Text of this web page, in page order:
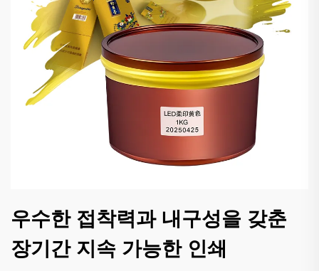
우수한 접착력과 내구성을 갖춘
장기간 지속 가능한 인쇄